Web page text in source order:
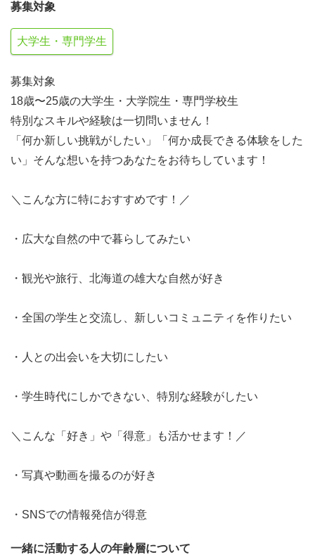
募集対象
大学生・専門学生
募集対象
18歳〜25歳の大学生・大学院生・専門学校生
特別なスキルや経験は一切問いません！
「何か新しい挑戦がしたい」「何か成長できる体験をした
い」そんな想いを持つあなたをお待ちしています！
＼こんな方に特におすすめです！／
・広大な自然の中で暮らしてみたい
・観光や旅行、北海道の雄大な自然が好き
・全国の学生と交流し、新しいコミュニティを作りたい
・人との出会いを大切にしたい
・学生時代にしかできない、特別な経験がしたい
＼こんな「好き」や「得意」も活かせます！／
・写真や動画を撮るのが好き
・SNSでの情報発信が得意
一緒に活動する人の年齢層について